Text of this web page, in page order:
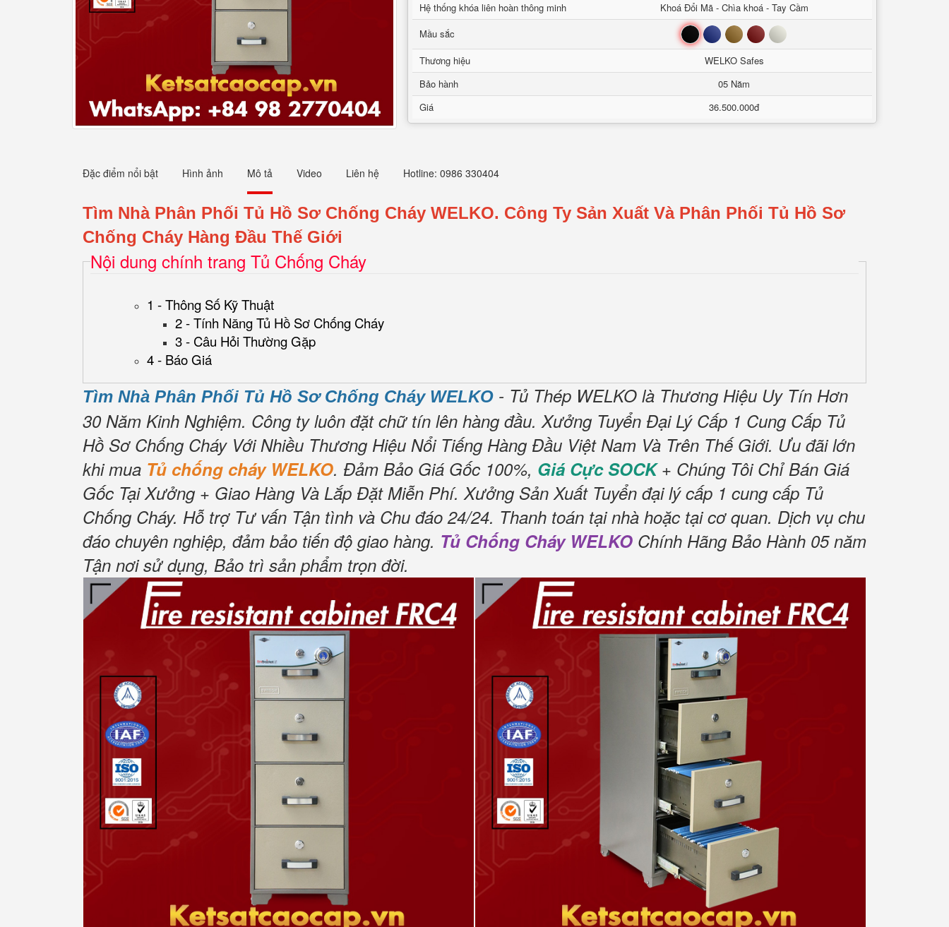
Hệ thống khóa liên hoàn thông minh
Khoá Đổi Mã - Chìa khoá - Tay Cầm
Mầu sắc
Đen Xanh Nâu Đỏ Trắng
Thương hiệu
WELKO Safes
Bảo hành
05 Năm
Giá
36.500.000đ
Đặc điểm nổi bật Hình ảnh Mô tả Video Liên hệ Hotline: 0986 330404
Tìm Nhà Phân Phối Tủ Hồ Sơ Chống Cháy WELKO. Công Ty Sản Xuất Và Phân Phối Tủ Hồ Sơ
Chống Cháy Hàng Đầu Thế Giới
Nội dung chính trang Tủ Chống Cháy
1 - Thông Số Kỹ Thuật
2 - Tính Năng Tủ Hồ Sơ Chống Cháy
3 - Câu Hỏi Thường Gặp
4 - Báo Giá
Tìm Nhà Phân Phối Tủ Hồ Sơ Chống Cháy WELKO - Tủ Thép WELKO là Thương Hiệu Uy Tín Hơn
30 Năm Kinh Nghiệm. Công ty luôn đặt chữ tín lên hàng đầu. Xưởng Tuyển Đại Lý Cấp 1 Cung Cấp Tủ
Hồ Sơ Chống Cháy Với Nhiều Thương Hiệu Nổi Tiếng Hàng Đầu Việt Nam Và Trên Thế Giới. Ưu đãi lớn
khi mua Tủ chống cháy WELKO. Đảm Bảo Giá Gốc 100%, Giá Cực SOCK+ Chúng Tôi Chỉ Bán Giá
Gốc Tại Xưởng + Giao Hàng Và Lắp Đặt Miễn Phí. Xưởng Sản Xuất Tuyển đại lý cấp 1 cung cấp Tủ
Chống Cháy. Hỗ trợ Tư vấn Tận tình và Chu đáo 24/24. Thanh toán tại nhà hoặc tại cơ quan. Dịch vụ chu
đáo chuyên nghiệp, đảm bảo tiến độ giao hàng. Tủ Chống Cháy WELKO Chính Hãng Bảo Hành 05 năm
Tận nơi sử dụng, Bảo trì sản phẩm trọn đời.